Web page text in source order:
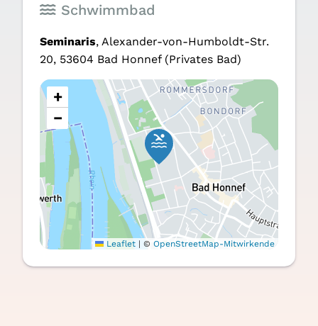
Schwimmbad
Semi­na­ris, Alex­an­der-von-Hum­boldt-Str.
20, 53604 Bad Hon­nef (Privates Bad)
+
−
Leaflet | © OpenStreetMap-Mitwirkende